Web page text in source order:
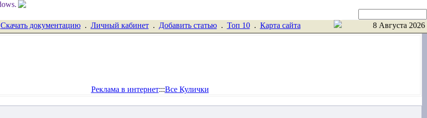
Скачать документацию. Личный кабинет. Добавить статью. Toп 10. Карта сайта 8 Августа 2026
Реклама в интернет:::Все Кулички